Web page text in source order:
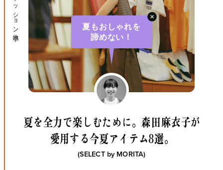
夏もおしゃれを
諦めない！
夏を全力で楽しむために。 森田麻衣子が
愛用する今夏アイテム8選。
(SELECT by MORITA)